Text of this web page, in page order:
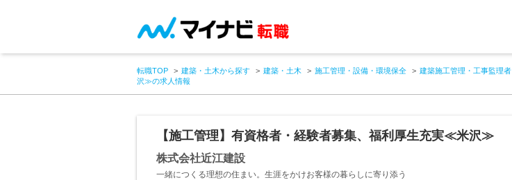
転職TOP 建築・土木から探す 建築・土木 施工管理・設備・環境保全 建築施工管理・工事監理者
沢≫の求人情報
【施工管理】有資格者・経験者募集、福利厚生充実≪米沢≫
株式会社近江建設
一緒につくる理想の住まい。生涯をかけお客様の暮らしに寄り添う